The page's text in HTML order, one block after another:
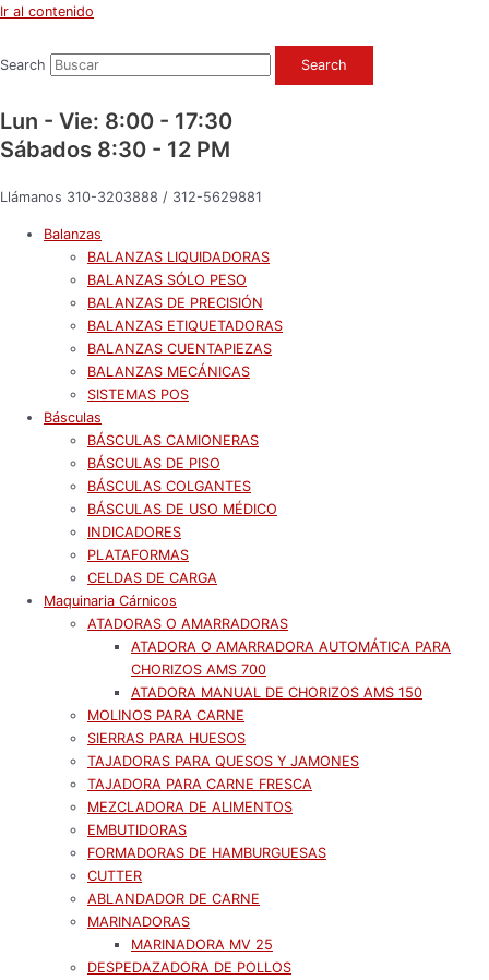
Ir al contenido
Search Search
Lun - Vie: 8:00 - 17:30
Sábados 8:30 - 12 PM
Llámanos 310-3203888 / 312-5629881
Balanzas
BALANZAS LIQUIDADORAS
BALANZAS SÓLO PESO
BALANZAS DE PRECISIÓN
BALANZAS ETIQUETADORAS
BALANZAS CUENTAPIEZAS
BALANZAS MECÁNICAS
SISTEMAS POS
Básculas
BÁSCULAS CAMIONERAS
BÁSCULAS DE PISO
BÁSCULAS COLGANTES
BÁSCULAS DE USO MÉDICO
INDICADORES
PLATAFORMAS
CELDAS DE CARGA
Maquinaria Cárnicos
ATADORAS O AMARRADORAS
ATADORA O AMARRADORA AUTOMÁTICA PARA
CHORIZOS AMS 700
ATADORA MANUAL DE CHORIZOS AMS 150
MOLINOS PARA CARNE
SIERRAS PARA HUESOS
TAJADORAS PARA QUESOS Y JAMONES
TAJADORA PARA CARNE FRESCA
MEZCLADORA DE ALIMENTOS
EMBUTIDORAS
FORMADORAS DE HAMBURGUESAS
CUTTER
ABLANDADOR DE CARNE
MARINADORAS
MARINADORA MV 25
DESPEDAZADORA DE POLLOS